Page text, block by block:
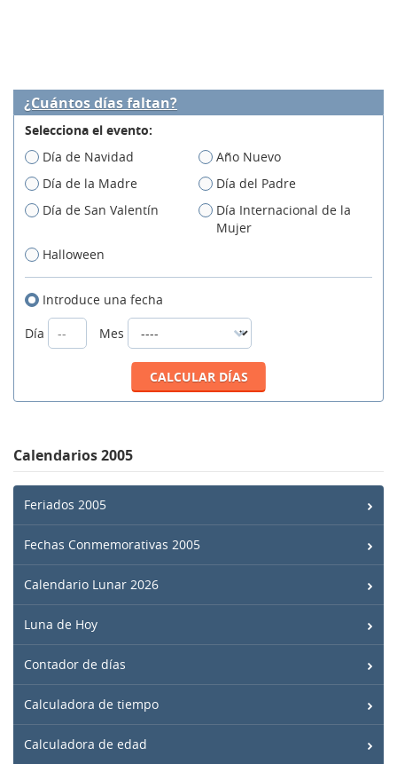
¿Cuántos días faltan?
Selecciona el evento:
Día de Navidad
Año Nuevo
Día de la Madre
Día del Padre
Día de San Valentín
Día Internacional de la
Mujer
Halloween
Introduce una fecha
Día
Mes
Calendarios 2005
Feriados 2005
Fechas Conmemorativas 2005
Calendario Lunar 2026
Luna de Hoy
Contador de días
Calculadora de tiempo
Calculadora de edad